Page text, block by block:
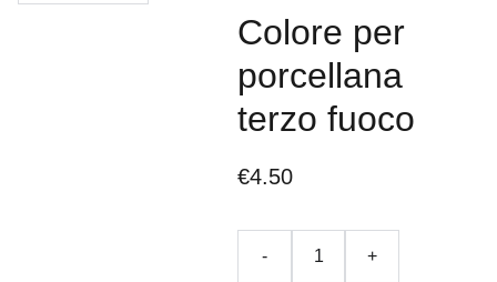
Colore per
porcellana
terzo fuoco
€4.50
- +